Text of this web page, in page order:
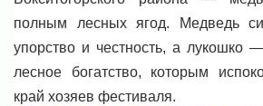
полным лесных ягод. Медведь
упорство и честность, а лукошко
лесное богатство, которым
край хозяев фестиваля.